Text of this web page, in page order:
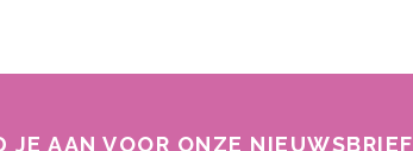
JE AAN VOOR ONZE NIEUWSBRIEF